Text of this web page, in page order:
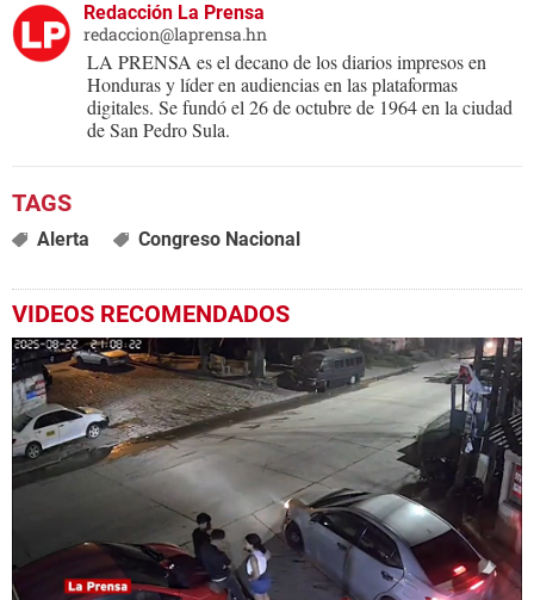
Redacción La Prensa
redaccion@laprensa.hn
LA PRENSA es el decano de los diarios impresos en
Honduras y líder en audiencias en las plataformas
digitales. Se fundó el 26 de octubre de 1964 en la ciudad
de San Pedro Sula.
Alerta Congreso Nacional
VIDEOS RECOMENDADOS